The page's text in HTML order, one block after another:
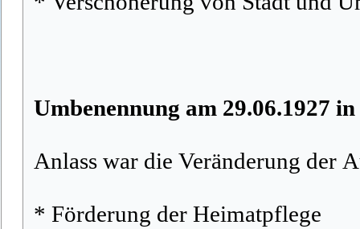
Umbenennung am 29.06.1927
Anlass war die Veränderung der
* Förderung der Heimatpflege